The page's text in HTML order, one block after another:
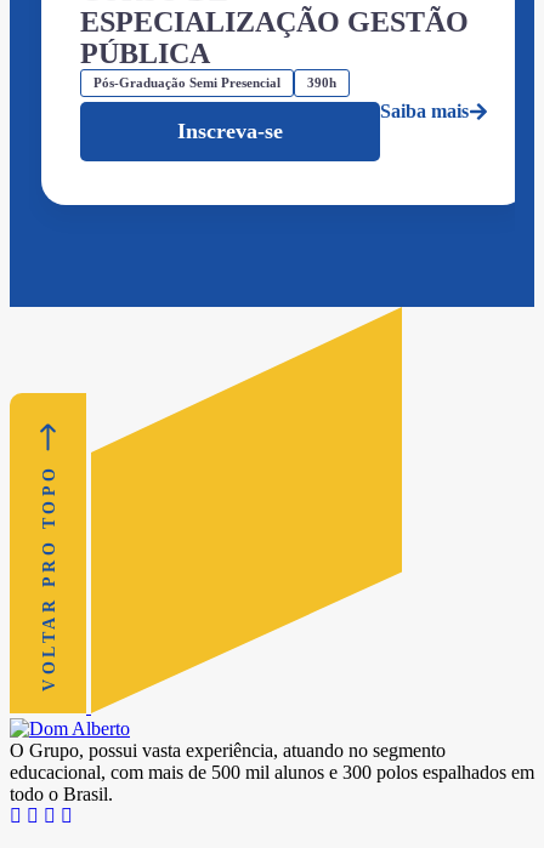
ESPECIALIZAÇÃO GESTÃO
PÚBLICA
Pós-Graduação Semi Presencial 390h
Inscreva-se
Saiba mais
VOLTAR PRO TOPO
O Grupo, possui vasta experiência, atuando no segmento
educacional, com mais de 500 mil alunos e 300 polos espalhados em
todo o Brasil.